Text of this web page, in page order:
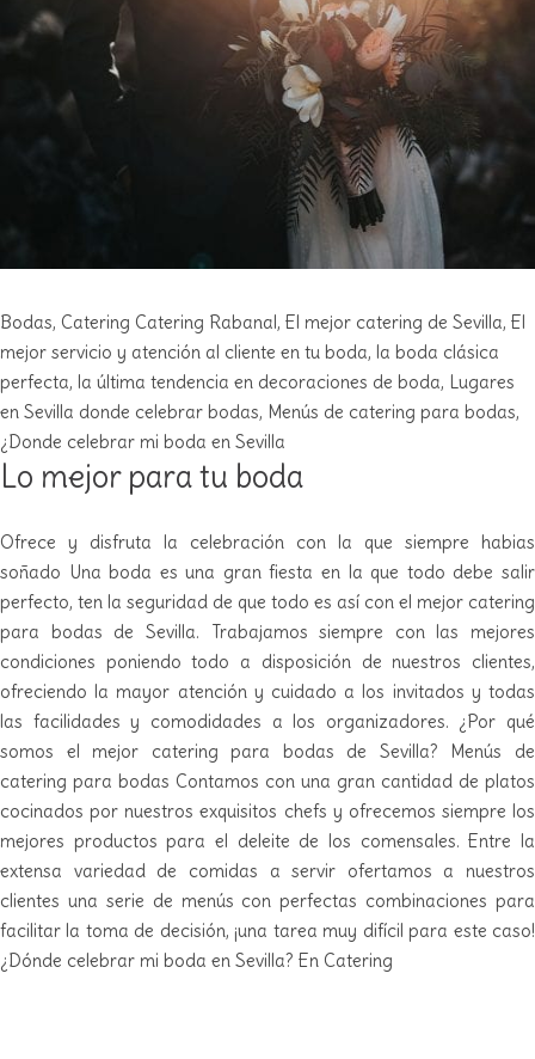
Bodas, Catering Catering Rabanal, El mejor catering de Sevilla, El
mejor servicio y atención al cliente en tu boda, la boda clásica
perfecta, la última tendencia en decoraciones de boda, Lugares
en Sevilla donde celebrar bodas, Menús de catering para bodas,
¿Donde celebrar mi boda en Sevilla
Lo mejor para tu boda
Ofrece y disfruta la celebración con la que siempre habias
soñado Una boda es una gran fiesta en la que todo debe salir
perfecto, ten la seguridad de que todo es así con el mejor catering
para bodas de Sevilla. Trabajamos siempre con las mejores
condiciones poniendo todo a disposición de nuestros clientes,
ofreciendo la mayor atención y cuidado a los invitados y todas
las facilidades y comodidades a los organizadores. ¿Por qué
somos el mejor catering para bodas de Sevilla? Menús de
catering para bodas Contamos con una gran cantidad de platos
cocinados por nuestros exquisitos chefs y ofrecemos siempre los
mejores productos para el deleite de los comensales. Entre la
extensa variedad de comidas a servir ofertamos a nuestros
clientes una serie de menús con perfectas combinaciones para
facilitar la toma de decisión, ¡una tarea muy difícil para este caso!
¿Dónde celebrar mi boda en Sevilla? En Catering